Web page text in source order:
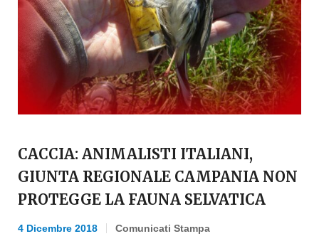
CACCIA: ANIMALISTI ITALIANI,
GIUNTA REGIONALE CAMPANIA NON
PROTEGGE LA FAUNA SELVATICA
4 Dicembre 2018 Comunicati Stampa